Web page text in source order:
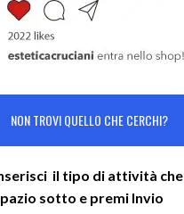
NON TROVI QUELLO CHE CERCHI?
il tipo di attività
sotto e premi Invio